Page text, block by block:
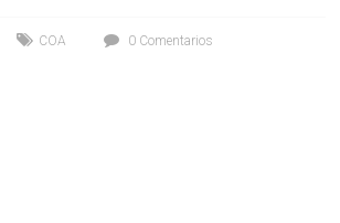
COA 0 Comentarios